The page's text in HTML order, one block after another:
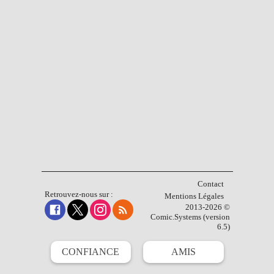
Retrouvez-nous sur :
Contact
Mentions Légales
2013-2026 ©
Comic.Systems (version
6.5)
CONFIANCE AMIS